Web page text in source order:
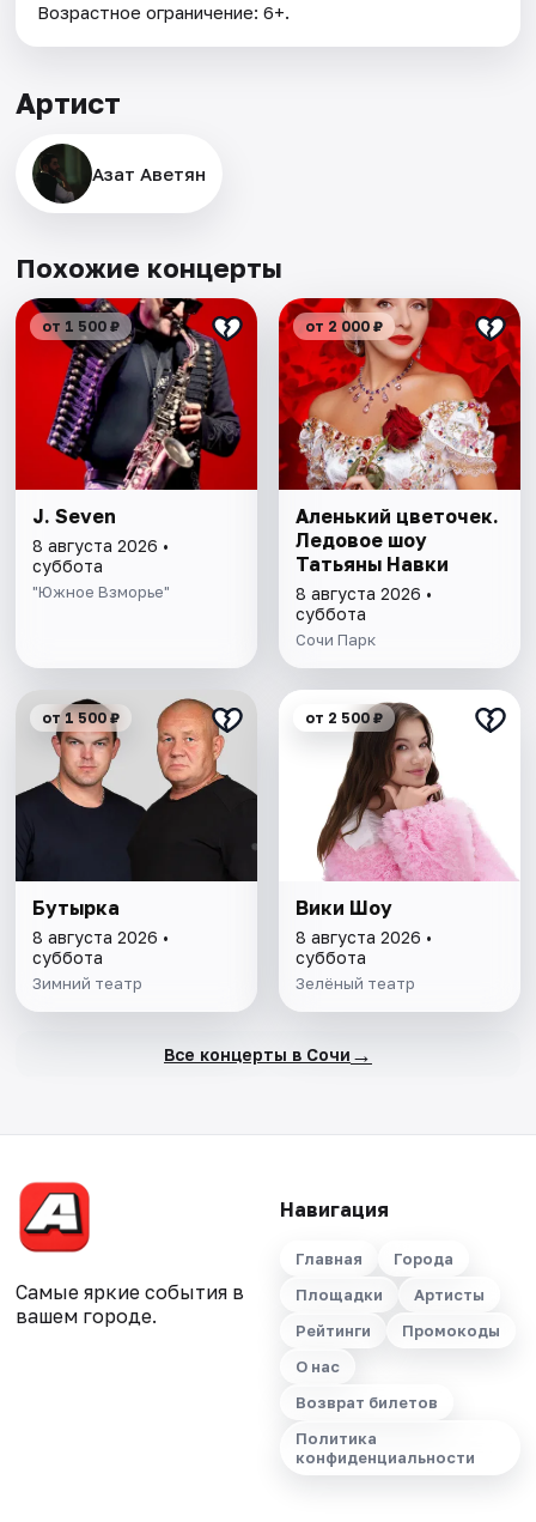
Возрастное ограничение: 6+.
Артист
Азат Аветян
Похожие концерты
от 1 500 ₽
J. Seven
8 августа 2026 •
суббота
"Южное Взморье"
от 2 000 ₽
Аленький цветочек.
Ледовое шоу
Татьяны Навки
8 августа 2026 •
суббота
Сочи Парк
от 1 500 ₽
Бутырка
8 августа 2026 •
суббота
Зимний театр
от 2 500 ₽
Вики Шоу
8 августа 2026 •
суббота
Зелёный театр
Все концерты в Сочи →
Самые яркие события в
вашем городе.
Навигация
Главная
Города
Площадки
Артисты
Рейтинги
Промокоды
О нас
Возврат билетов
Политика
конфиденциальности